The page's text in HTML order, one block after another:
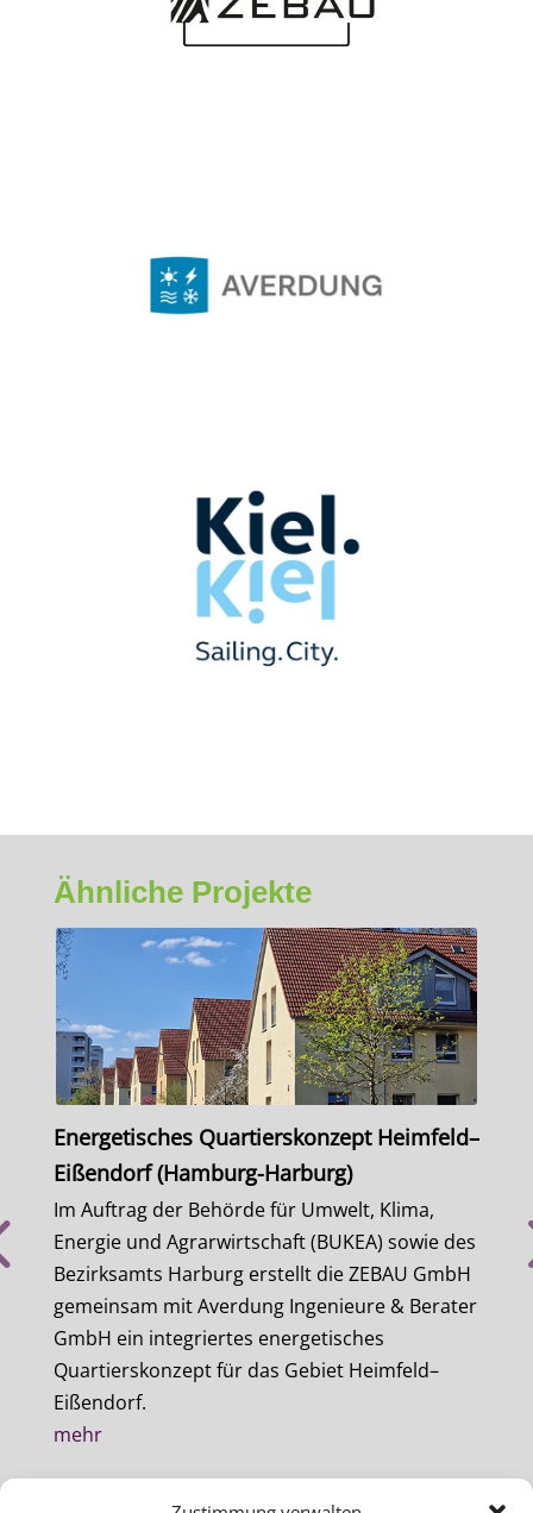
Ähnliche Projekte
Energetisches Quartierskonzept Heimfeld–
Eißendorf (Hamburg-Harburg)
Im Auftrag der Behörde für Umwelt, Klima,
Energie und Agrarwirtschaft (BUKEA) sowie des
Bezirksamts Harburg erstellt die ZEBAU GmbH
gemeinsam mit Averdung Ingenieure & Berater
GmbH ein integriertes energetisches
Quartierskonzept für das Gebiet Heimfeld–
Eißendorf.
mehr